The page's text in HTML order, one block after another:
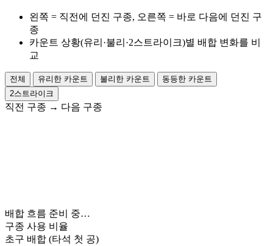
왼쪽 = 직전에 던진 구종, 오른쪽 = 바로 다음에 던진 구
종
카운트 상황(유리·불리·2스트라이크)별 배합 변화를 비
교
전체 유리한 카운트 불리한 카운트
동등한 카운트
2스트라이크
직전 구종 → 다음 구종
배합 흐름 준비 중…
구종 사용 비율
초구 배합 (타석 첫 공)